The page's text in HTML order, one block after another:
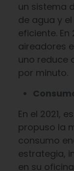
un sistema
de agua y
eficiente.
aireadores
uno reduce
por minuto.
En el 2021,
propuso la
consumo
estrategia,
en su